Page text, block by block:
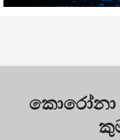
කොරෝනා